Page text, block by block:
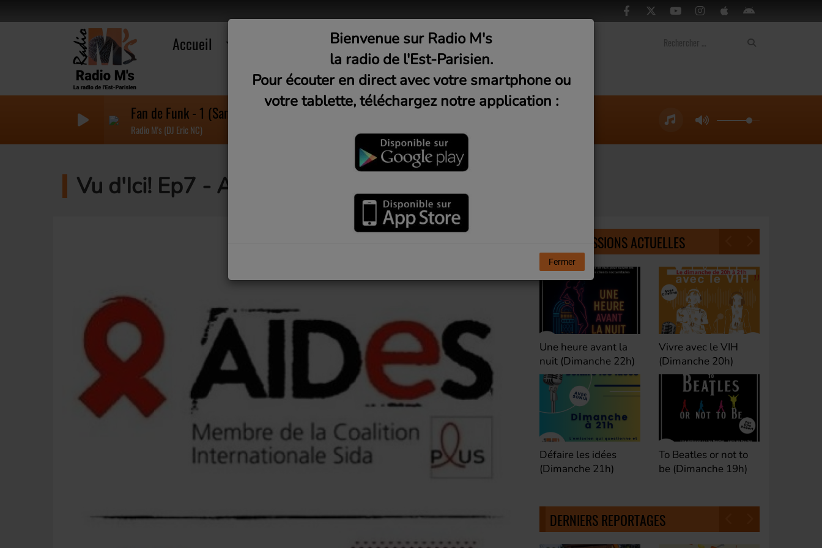
Accueil Musique Médias
Fan de Funk - 1 (Samedi 21h)
Radio M's (DJ Eric NC)
Vu d'Ici! Ep7 - Aides Montreuil
NOS ÉMISSIONS ACTUELLES
Une heure avant la
nuit (Dimanche 22h)
Défaire les idées
(Dimanche 21h)
Vivre avec le VIH
(Dimanche 20h)
To Beatles or not to
be (Dimanche 19h)
Club M's le Mix by
David (Lundi, jeudi et
samedi 23h)
Fan de Funk (Samedi
21h)
DERNIERS REPORTAGES
Bienvenue sur Radio M's
la radio de l'Est-Parisien.
Pour écouter en direct avec votre smartphone ou
votre tablette, téléchargez notre application :
Fermer